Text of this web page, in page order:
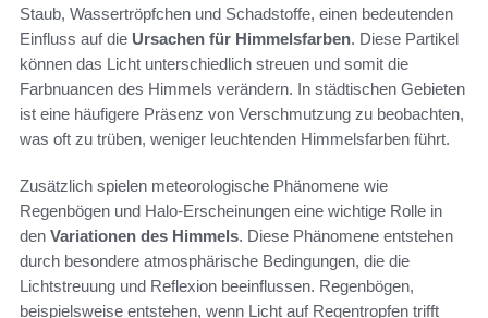
Staub, Wassertröpfchen und Schadstoffe, einen bedeutenden
Einfluss auf die Ursachen für Himmelsfarben. Diese Partikel
können das Licht unterschiedlich streuen und somit die
Farbnuancen des Himmels verändern. In städtischen Gebieten
ist eine häufigere Präsenz von Verschmutzung zu beobachten,
was oft zu trüben, weniger leuchtenden Himmelsfarben führt.
Zusätzlich spielen meteorologische Phänomene wie
Regenbögen und Halo-Erscheinungen eine wichtige Rolle in
den Variationen des Himmels. Diese Phänomene entstehen
durch besondere atmosphärische Bedingungen, die die
Lichtstreuung und Reflexion beeinflussen. Regenbögen,
beispielsweise entstehen, wenn Licht auf Regentropfen trifft